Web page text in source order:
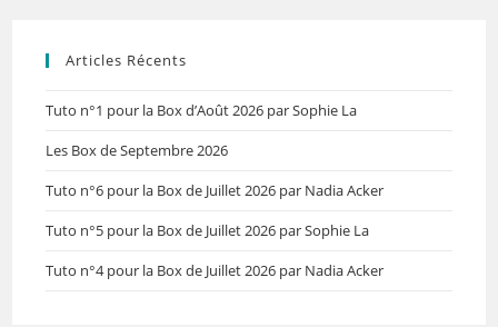
Articles Récents
Tuto n°1 pour la Box d’Août 2026 par Sophie La
Les Box de Septembre 2026
Tuto n°6 pour la Box de Juillet 2026 par Nadia Acker
Tuto n°5 pour la Box de Juillet 2026 par Sophie La
Tuto n°4 pour la Box de Juillet 2026 par Nadia Acker